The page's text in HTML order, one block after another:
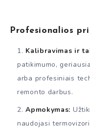
Profesionalios
Kalibravimas ir
patikimumo,
arba profesiniais
remonto darbus.
Apmokymas:
naudojasi